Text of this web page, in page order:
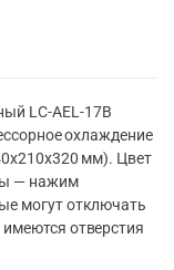
LC-AEL-17B
охлаждение
мм). Цвет
— нажим
могут отключать
отверстия